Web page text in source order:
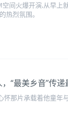
空间火爆开演,从早
热烈氛围。
“最美乡音”传
怀那片承载着他童